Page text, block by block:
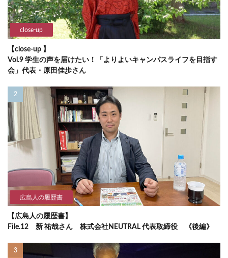
close-up
【close-up 】
Vol.9 学生の声を届けたい！「よりよいキャンパスライフを目指す
会」代表・原田佳歩さん
広島人の履歴書
【広島人の履歴書】
File.12 新 祐哉さん 株式会社NEUTRAL 代表取締役 《後編》